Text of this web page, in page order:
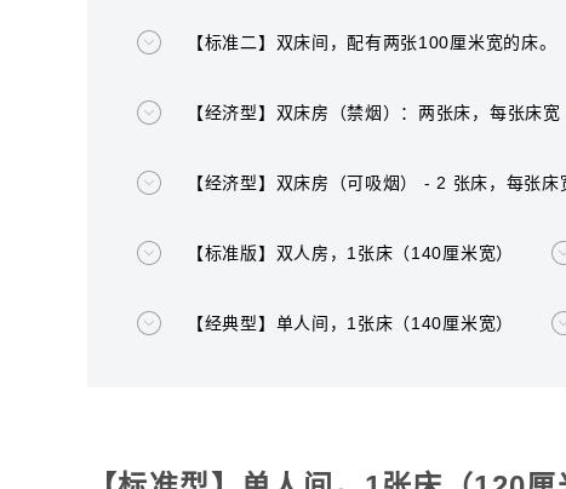
【标准二】双床间，配有两张100厘米宽的床。
【经济型】双床房（禁烟）：两张床，每张床宽
【经济型】双床房（可吸烟） - 2 张床，每张
【标准版】双人房，1张床（140厘米宽）
【经典型】单人间，1张床（140厘米宽）